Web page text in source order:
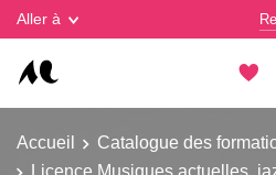
Aller à
Accueil Catalogue des
Licence Musiques actuelles,
Gestion des cookies